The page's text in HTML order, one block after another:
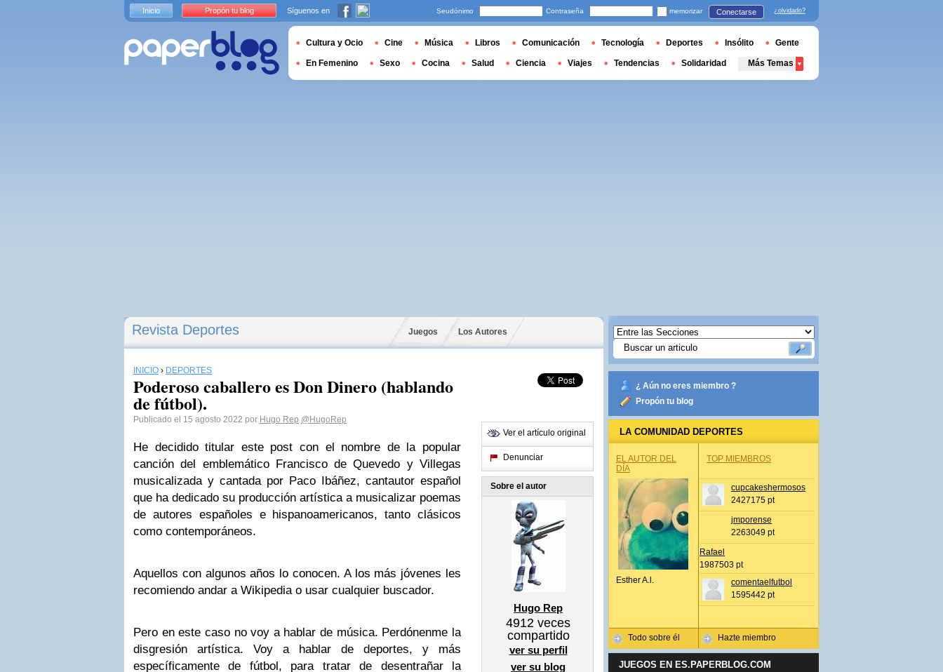
Revista Deportes Juegos Los Autores
INICIO › DEPORTES
Poderoso caballero es Don Dinero (hablando
de fútbol).
Publicado el 15 agosto 2022 por Hugo Rep @HugoRep
He decidido titular este post con el nombre de la popular
canción del emblemático Francisco de Quevedo y Villegas
musicalizada y cantada por Paco Ibáñez, cantautor español
que ha dedicado su producción artística a musicalizar poemas
de autores españoles e hispanoamericanos, tanto clásicos
como contemporáneos.
Aquellos con algunos años lo conocen. A los más jóvenes les
recomiendo andar a Wikipedia o usar cualquier buscador.
Pero en este caso no voy a hablar de música. Perdónenme la
disgresión artística. Voy a hablar de deportes, y más
específicamente de fútbol, para tratar de desentrañar la
Ver el artículo original
Denunciar
Sobre el autor
Hugo Rep
4912 veces
compartido
ver su perfil
ver su blog
¿ Aún no eres miembro ?
Propón tu blog
LA COMUNIDAD DEPORTES
EL AUTOR DEL
DÍA
Esther A.l.
Todo sobre él
TOP MIEMBROS
cupcakeshermosos
2427175 pt
jmporense
2263049 pt
Rafael
1987503 pt
comentaelfutbol
1595442 pt
Hazte miembro
JUEGOS EN ES.PAPERBLOG.COM
Inicio Propón tu blog Síguenos en Seudónimo Contraseña memorizar Conectarse ¿olvidado?
Cultura y Ocio Cine Música Libros Comunicación Tecnología Deportes Insólito Gente
En Femenino Sexo Cocina Salud Ciencia Viajes Tendencias Solidaridad Más Temas